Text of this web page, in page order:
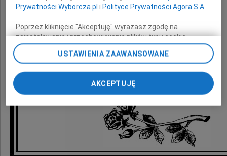
Brata
składają
pracownicy i Zarządy Spółek firmy Xella
Prywatności Wyborcza.pl i Polityce Prywatności Agora S.A.
Poprzez kliknięcie "Akceptuję" wyrażasz zgodę na
zainstalowanie i przechowywanie plików typu cookie
Wyborczej sp. z o. o. jej Zaufanych Partnerów i Agora S.A.
na Twoim urządzeniu końcowym. Możesz też w każdej
ponownie wywołując narzędzie do zarządzania Twoimi
preferencjami dot. przetwarzania danych poprzez
odnośnik „Ustawienia prywatności” w stopce serwisu i
przechodząc do sekcji „Ustawienia zaawansowane”.
Zmiana ustawień plików cookie możliwa jest także za
pomocą ustawień przeglądarki.
USTAWIENIA ZAAWANSOWANE
AKCEPTUJĘ